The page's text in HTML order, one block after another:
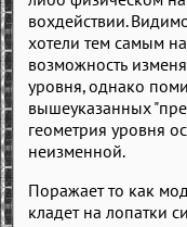
вохдействии.
хотели тем самым
возможность
уровня, однако
вышеуказанных
геометрия уровня
неизменной.
Поражает то как
кладет на лопатки